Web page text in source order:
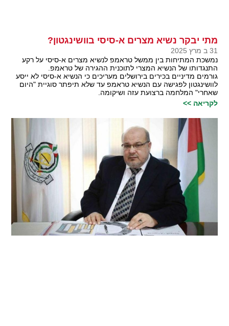
מתי יבקר נשיא מצרים א-סיסי בוושינגטון?
31 ב מרץ 2025
נמשכת המתיחות בין ממשל טראמפ לנשיא מצרים א-סיסי על רקע
התנגדותו של הנשיא המצרי לתוכנית ההגירה של טראמפ.
גורמים מדיניים בכירים בירושלים מעריכים כי הנשיא א-סיסי לא ייסע
לוושינגטון לפגישה עם הנשיא טראמפ עד שלא תיפתר סוגיית "היום
שאחרי" המלחמה ברצועת עזה ושיקומה.
לקריאה >>